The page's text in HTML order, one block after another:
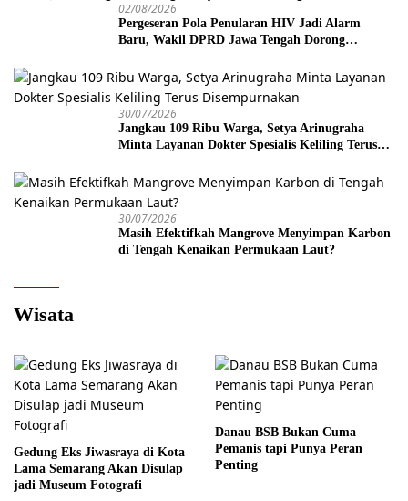
02/08/2026
Pergeseran Pola Penularan HIV Jadi Alarm
Baru, Wakil DPRD Jawa Tengah Dorong
30/07/2026
Jangkau 109 Ribu Warga, Setya Arinugraha
Minta Layanan Dokter Spesialis Keliling Terus
30/07/2026
Masih Efektifkah Mangrove Menyimpan Karbon
di Tengah Kenaikan Permukaan Laut?
Wisata
Gedung Eks Jiwasraya di Kota
Lama Semarang Akan Disulap
jadi Museum Fotografi
Danau BSB Bukan Cuma
Pemanis tapi Punya Peran
Penting